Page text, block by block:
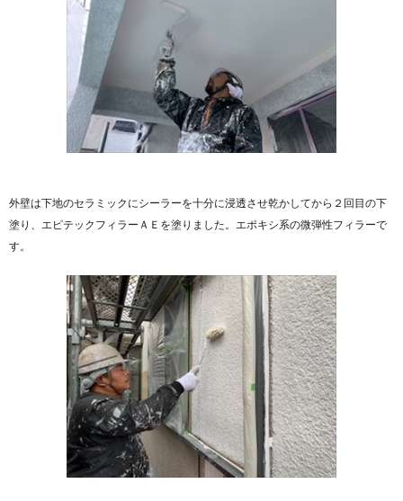
外壁は下地のセラミックにシーラーを十分に浸透させ乾かしてから２回目の下
塗り、エピテックフィラーＡＥを塗りました。エポキシ系の微弾性フィラーで
す。